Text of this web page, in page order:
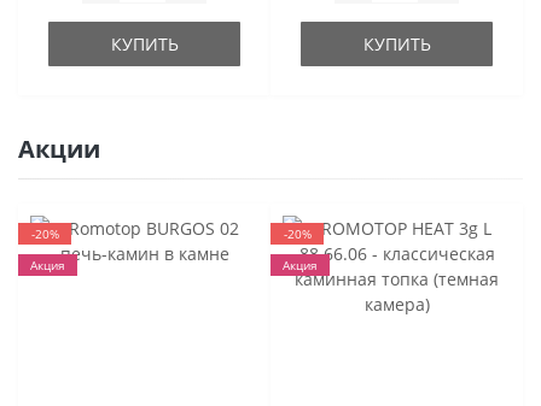
КУПИТЬ КУПИТЬ
Акции
-20%
Акция
-20%
Акция